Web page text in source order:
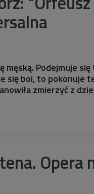
Podejmuje
się boi, to pokonuje
zmierzyć z
Opera